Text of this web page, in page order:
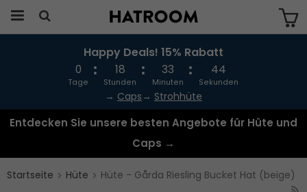
Das Produkt wurde in Ihren Warenkorb
gelegt
Happy Deals! 15% Rabatt
0
Tage
18
Stunden
33
Minuten
44
Sekunden
→ Caps → Strohhüte
Entdecken Sie unsere besten Angebote für Hüte und
Caps →
Startseite Hüte Hüte - Gårda Riesling Bucket Hat (beige)